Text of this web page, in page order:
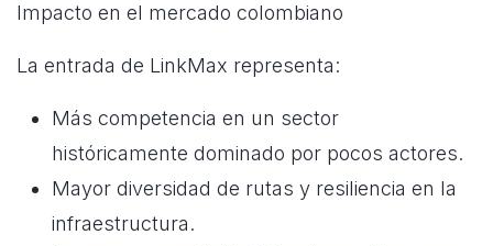
Impacto en el mercado colombiano
La entrada de LinkMax representa:
Más competencia en un sector
históricamente dominado por pocos actores.
Mayor diversidad de rutas y resiliencia en la
infraestructura.